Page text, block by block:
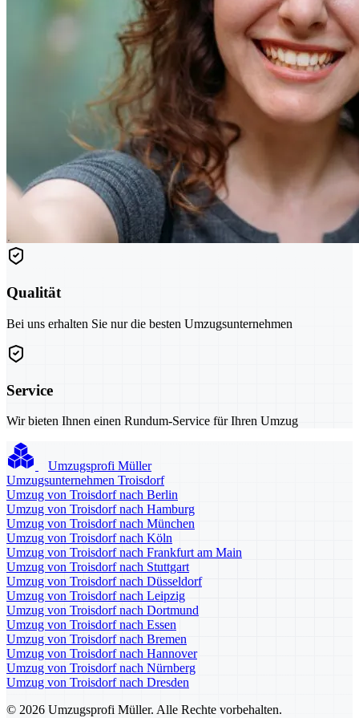
Qualität
Bei uns erhalten Sie nur die besten Umzugsunternehmen
Service
Wir bieten Ihnen einen Rundum-Service für Ihren Umzug
Umzugsprofi Müller
Umzugsunternehmen Troisdorf
Umzug von Troisdorf nach Berlin
Umzug von Troisdorf nach Hamburg
Umzug von Troisdorf nach München
Umzug von Troisdorf nach Köln
Umzug von Troisdorf nach Frankfurt am Main
Umzug von Troisdorf nach Stuttgart
Umzug von Troisdorf nach Düsseldorf
Umzug von Troisdorf nach Leipzig
Umzug von Troisdorf nach Dortmund
Umzug von Troisdorf nach Essen
Umzug von Troisdorf nach Bremen
Umzug von Troisdorf nach Hannover
Umzug von Troisdorf nach Nürnberg
Umzug von Troisdorf nach Dresden
© 2026 Umzugsprofi Müller. Alle Rechte vorbehalten.